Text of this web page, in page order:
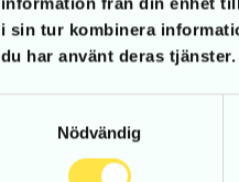
i sin tur kombinera
du har använt deras tjänster.
Nödvändig